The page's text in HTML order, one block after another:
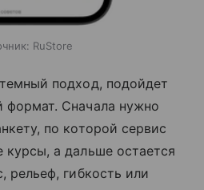
RuStore
подход, подойдет
формат. Сначала нужно
по которой сервис
а дальше остается
рельеф, гибкость или